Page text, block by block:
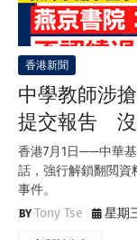
香港新聞
中學教師涉
提交報吿 沒
香港7月1日——中華
話，強行解鎖翻閲資
事件。
Tony Tse
星期